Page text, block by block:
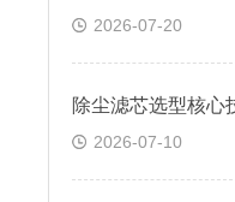
2026-07-20
2026-07-10